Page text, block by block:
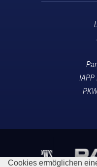
Cookies ermöglichen